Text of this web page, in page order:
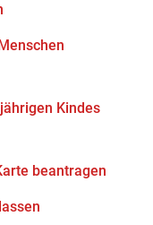
Kindes
beantragen